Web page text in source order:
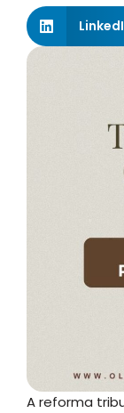
A reforma